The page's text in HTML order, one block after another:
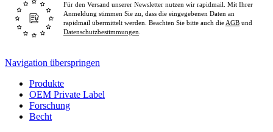
Für den Versand unserer Newsletter nutzen wir rapidmail. Mit Ihrer
Anmeldung stimmen Sie zu, dass die eingegebenen Daten an
rapidmail übermittelt werden. Beachten Sie bitte auch die AGB und
Datenschutzbestimmungen
Navigation überspringen
Produkte
OEM Private Label
Forschung
Becht